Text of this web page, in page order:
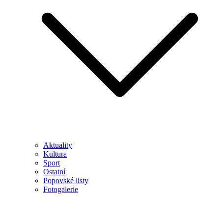
Aktuality
Kultura
Sport
Ostatní
Popovské listy
Fotogalerie